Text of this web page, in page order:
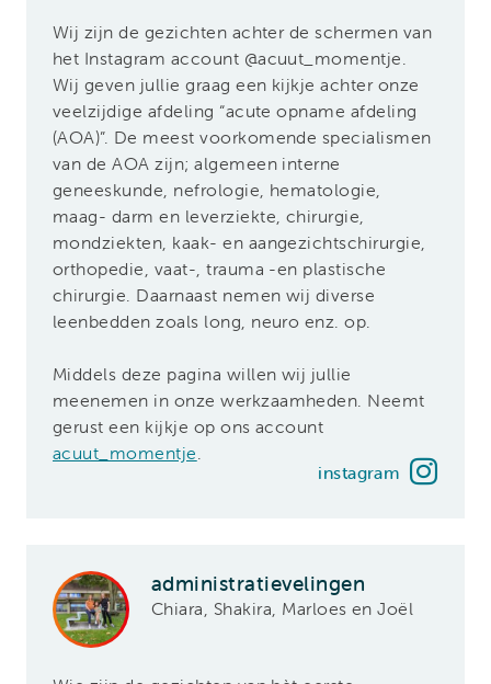
Wij zijn de gezichten achter de schermen van
het Instagram account @acuut_momentje.
Wij geven jullie graag een kijkje achter onze
veelzijdige afdeling “acute opname afdeling
(AOA)”. De meest voorkomende specialismen
van de AOA zijn; algemeen interne
geneeskunde, nefrologie, hematologie,
maag- darm en leverziekte, chirurgie,
mondziekten, kaak- en aangezichtschirurgie,
orthopedie, vaat-, trauma -en plastische
chirurgie. Daarnaast nemen wij diverse
leenbedden zoals long, neuro enz. op.
Middels deze pagina willen wij jullie
meenemen in onze werkzaamheden. Neemt
gerust een kijkje op ons account
acuut_momentje.
instagram
administratievelingen
Chiara, Shakira, Marloes en Joël